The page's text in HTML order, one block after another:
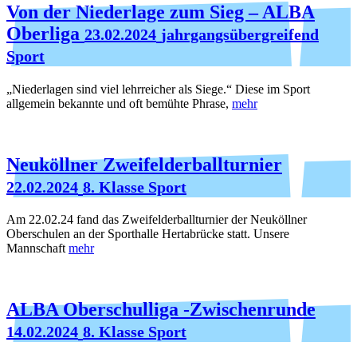
Von der Niederlage zum Sieg – ALBA
Oberliga 23.02.2024 jahrgangsübergreifend
Sport
„Niederlagen sind viel lehrreicher als Siege.“ Diese im Sport
allgemein bekannte und oft bemühte Phrase, mehr
Neuköllner Zweifelderballturnier
22.02.2024 8. Klasse Sport
Am 22.02.24 fand das Zweifelderballturnier der Neuköllner
Oberschulen an der Sporthalle Hertabrücke statt. Unsere
Mannschaftmehr
ALBA Oberschulliga -Zwischenrunde
14.02.2024 8. Klasse Sport